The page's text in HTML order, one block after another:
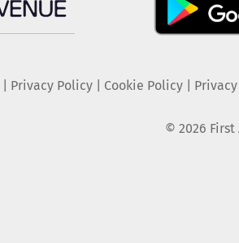
Privacy Policy| Cookie Policy|
© 2026 First